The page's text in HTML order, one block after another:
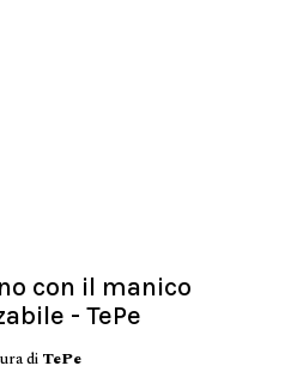
con il manico
- TePe
diTePe